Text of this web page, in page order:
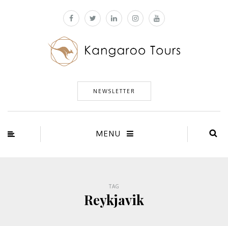
NEWSLETTER
MENU
TAG
Reykjavik